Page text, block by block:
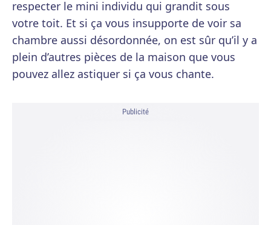
respecter le mini individu qui grandit sous
votre toit. Et si ça vous insupporte de voir sa
chambre aussi désordonnée, on est sûr qu’il y a
plein d’autres pièces de la maison que vous
pouvez allez astiquer si ça vous chante.
Publicité